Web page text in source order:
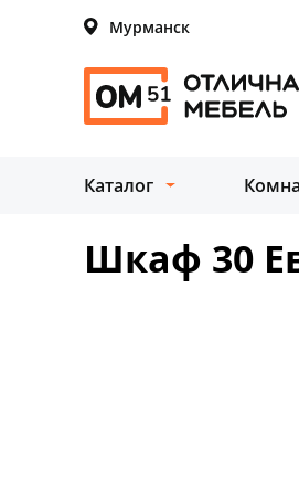
Мурманск
Каталог
Шкаф 30